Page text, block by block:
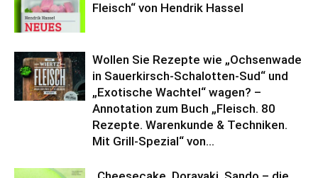
Fleisch“ von Hendrik Hassel
Wollen Sie Rezepte wie „Ochsenwade
in Sauerkirsch-Schalotten-Sud“ und
„Exotische Wachtel“ wagen? –
Annotation zum Buch „Fleisch. 80
Rezepte. Warenkunde & Techniken.
Mit Grill-Spezial“ von...